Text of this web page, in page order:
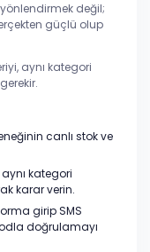
değil;
güçlü olup
aynı kategori
canlı stok ve
kategori
karar verin.
girip SMS
doğrulamayı